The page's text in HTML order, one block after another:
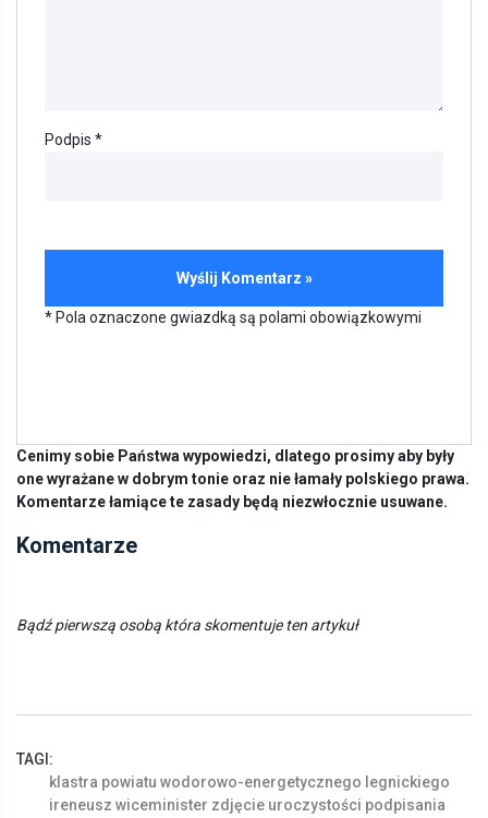
Podpis *
* Pola oznaczone gwiazdką są polami obowiązkowymi
Cenimy sobie Państwa wypowiedzi, dlatego prosimy aby były
one wyrażane w dobrym tonie oraz nie łamały polskiego prawa.
Komentarze łamiące te zasady będą niezwłocznie usuwane.
Komentarze
Bądź pierwszą osobą która skomentuje ten artykuł
TAGI:
klastra powiatu wodorowo-energetycznego legnickiego
ireneusz wiceminister zdjęcie uroczystości podpisania